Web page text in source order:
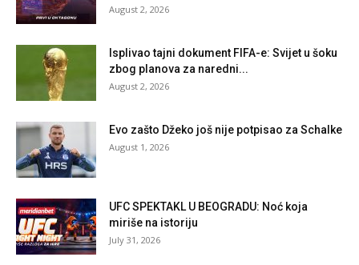
August 2, 2026
Isplivao tajni dokument FIFA-e: Svijet u šoku
zbog planova za naredni...
August 2, 2026
Evo zašto Džeko još nije potpisao za Schalke
August 1, 2026
UFC SPEKTAKL U BEOGRADU: Noć koja
miriše na istoriju
July 31, 2026